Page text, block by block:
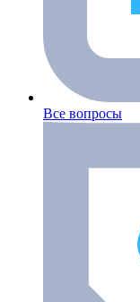
Все вопросы